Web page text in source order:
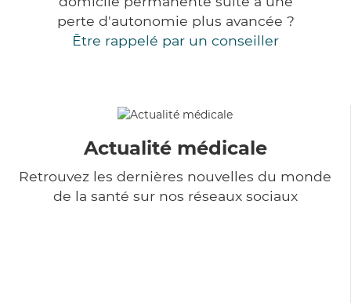
perte d'autonomie plus avancée ?
Être rappelé par un conseiller
Actualité médicale
Retrouvez les dernières nouvelles du monde
de la santé sur nos réseaux sociaux